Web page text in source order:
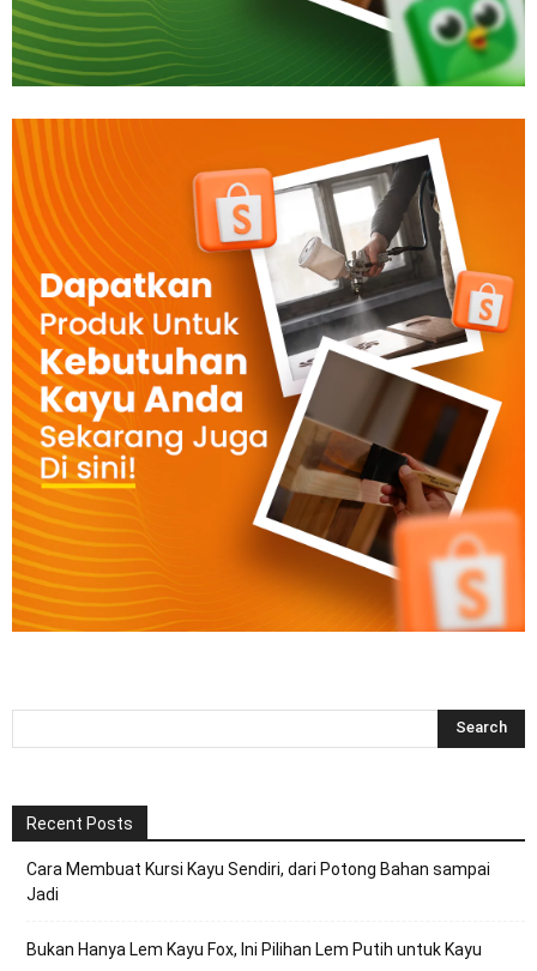
Recent Posts
Cara Membuat Kursi Kayu Sendiri, dari Potong Bahan sampai
Jadi
Bukan Hanya Lem Kayu Fox, Ini Pilihan Lem Putih untuk Kayu